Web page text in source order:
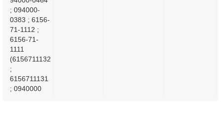
; 094000-
0383 ; 6156-
71-1112 ;
6156-71-
1111
(6156711132
;
6156711131
; 0940000